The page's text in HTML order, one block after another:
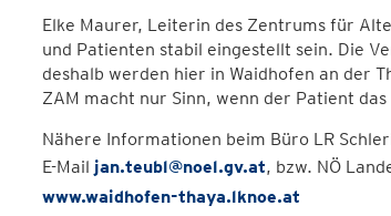
Elke Maurer, Leiterin des Zentrums für
und Patienten stabil eingestellt sein. Die
deshalb werden hier in Waidhofen an der
ZAM macht nur Sinn, wenn der Patient
Nähere Informationen beim Büro LR
E-Mail jan.teubl@noel.gv.at, bzw. NÖ
www.waidhofen-thaya.lknoe.at